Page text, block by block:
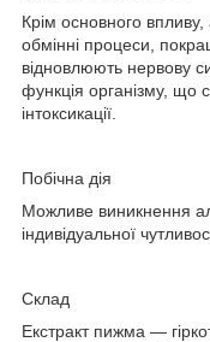
Крім основного
обмінні процеси,
відновлюють нервову
функція організму, що
інтоксикації.
Побічна дія
Можливе виникнення
індивідуальної
Склад
Екстракт пижма —